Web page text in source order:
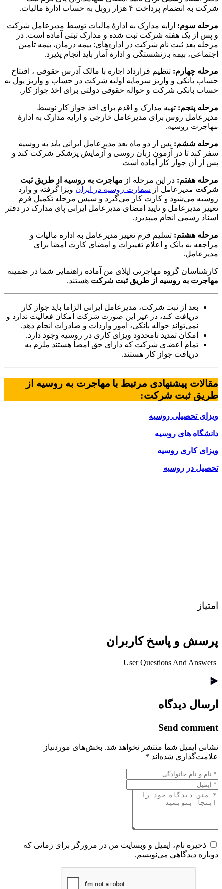
شرکت به انضمام پرداخت ۴ هزار روبل به حساب ادارۀ مالیات.
مرحله سوم: ارایه مدارک به ادارۀ مالیات توسط مدیرعامل شرکت
و پس از یک هفته شرکت ثبت شده و مدارک ثبتی آماده است. در
مرحله بعد ثبت نام شرکت در اداره‌های: بیمه درمان، بیمه تامین
اجتماعی، بیمه بازنشستگی و ادارۀ آمار باید انجام پذیرد.
مرحله چهارم: تنظیم قرارداد اجاره با مالک آدرس حقوقی ، افتتاح
حساب بانکی و واریز سرمایه اولیه شرکت در حساب و واریز پول به
حساب بانکی شرکت و حواله حقوقی دولتی برای اخذ جواز کار.
مرحله پنجم: تهیه مدارک و اقدم برای اخذ جواز کار توسط
مدیرعامل روس برای مدیرعامل خارجی و ارایه مدارک به ادارۀ
مهاجرت روسیه.
مرحله ششم: پس از دو ماه بعد مدیرعامل ایرانی باید به روسیه
سفر کند تا در آزمون زبان روسی و آزمایش پزشکی شرکت کند و
پس از آن جواز کار آماده است
مرحله هفتم: در این مرحله از مهاجرت به روسیه از طریق ثبت
شرکت مدیرعامل از سفارت روسیه در ایران ویزا گرفته و وارد
روسیه می‌شود و کارت کار می‌گیرد و سپس مرحله تکمیل فرم
تغییر مدیرعامل و تایید امضای مدیرعامل ایرانی پای مدارک در دفتر
اسناد رسمی انجام میپذیرد.
مرحله هشتم: تسلیم فرم تغییر مدیرعامل به اداره مالیات و
مراجعه به بانک و اعلام تغییرات و امضای کارت امضا برای
مدیرعامل.
کارشناسان گروه مهاجرتی اپلای من آماده راهنمایی شما در ضمینه
مهاجرت به روسیه از طریق ثبت شرکت هستند.
بعد از ثبت شرکت، مدیرعامل ایرانی الزاما باید جواز کار
دریافت کند، در غیر این صورت شرکت امکان فعالیت ندارد و
نمی‌تواند حواله بانکی، امور واردات و صادرات انجام دهد.
امکان تمدید نامحدود ویزای کاری در روسیه وجود دارد.
تمام اعضای شرکت که دارای حق امضا هستند ملزم به
دریافت جواز کار هستند.
مقالات پیشنهادی مرتبط با مهاجرت به روسیه از
طریق ثبت شرکت:
ویزای تحصیلی روسیه
دانشگاه های روسیه
ویزای کاری روسیه
تحصیل در روسیه
امتیاز
پرسش و پاسخ کاربران
ارسال دیدگاه
Send comment
نشانی ایمیل شما منتشر نخواهد شد. بخش‌های موردنیاز
علامت‌گذاری شده‌اند *
ذخیره نام، ایمیل و وبسایت من در مرورگر برای زمانی که
دوباره دیدگاهی می‌نویسم.